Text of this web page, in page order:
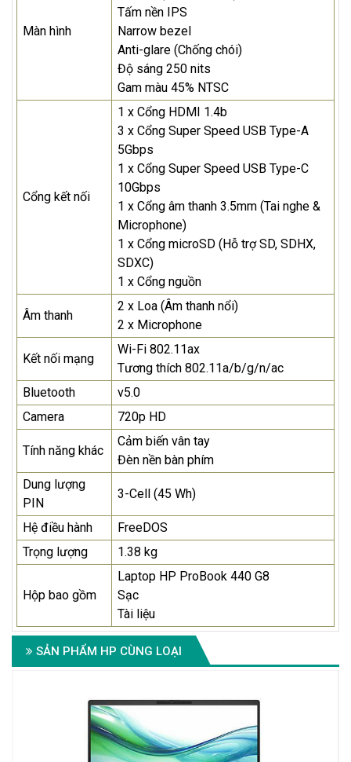
Màn hình
Tấm nền IPS
Narrow bezel
Anti-glare (Chống chói)
Độ sáng 250 nits
Gam màu 45% NTSC
Cổng kết nối
1 x Cổng HDMI 1.4b
3 x Cổng Super Speed USB Type-A
5Gbps
1 x Cổng Super Speed USB Type-C
10Gbps
1 x Cổng âm thanh 3.5mm (Tai nghe &
Microphone)
1 x Cổng microSD (Hỗ trợ SD, SDHX,
SDXC)
1 x Cổng nguồn
Âm thanh
2 x Loa (Âm thanh nổi)
2 x Microphone
Kết nối mạng
Wi-Fi 802.11ax
Tương thích 802.11a/b/g/n/ac
Bluetooth
v5.0
Camera
720p HD
Tính năng khác
Cảm biến vân tay
Đèn nền bàn phím
Dung lượng
PIN
3-Cell (45 Wh)
Hệ điều hành
FreeDOS
Trọng lượng
1.38 kg
Hộp bao gồm
Laptop HP ProBook 440 G8
Sạc
Tài liệu
SẢN PHẨM HP CÙNG LOẠI